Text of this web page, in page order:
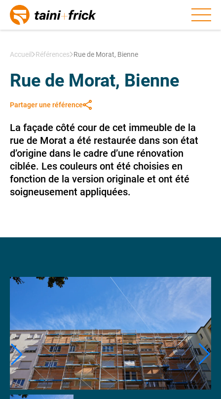
Aller au contenu
Accueil Références Rue de Morat, Bienne
Rue de Morat, Bienne
Partager une référence
La façade côté cour de cet immeuble de la
rue de Morat a été restaurée dans son état
d’origine dans le cadre d’une rénovation
ciblée. Les couleurs ont été choisies en
fonction de la version originale et ont été
soigneusement appliquées.